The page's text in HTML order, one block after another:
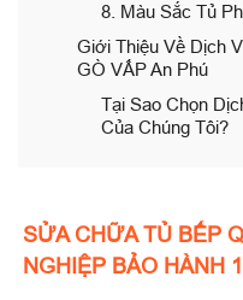
8. Màu Sắc Tủ
Giới Thiệu Về Dịch
GÒ VẤP An Phú
Tại Sao Chọn
Của Chúng Tôi?
SỬA CHỮA TỦ BẾP
NGHIỆP BẢO HÀNH